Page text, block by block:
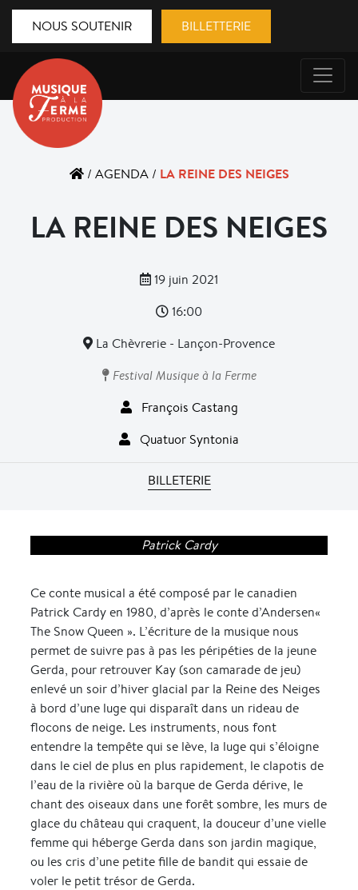
NOUS SOUTENIR BILLETTERIE
/ AGENDA/ LA REINE DES NEIGES
LA REINE DES NEIGES
19 juin 2021
16:00
La Chèvrerie - Lançon-Provence
Festival Musique à la Ferme
François Castang
Quatuor Syntonia
BILLETERIE
Patrick Cardy
Ce conte musical a été composé par le canadien
Patrick Cardy en 1980, d’après le conte d’Andersen«
The Snow Queen ». L’écriture de la musique nous
permet de suivre pas à pas les péripéties de la jeune
Gerda, pour retrouver Kay (son camarade de jeu)
enlevé un soir d’hiver glacial par la Reine des Neiges
à bord d’une luge qui disparaît dans un rideau de
flocons de neige. Les instruments, nous font
entendre la tempête qui se lève, la luge qui s’éloigne
dans le ciel de plus en plus rapidement, le clapotis de
l’eau de la rivière où la barque de Gerda dérive, le
chant des oiseaux dans une forêt sombre, les murs de
glace du château qui craquent, la douceur d’une vielle
femme qui héberge Gerda dans son jardin magique,
ou les cris d’une petite fille de bandit qui essaie de
voler le petit trésor de Gerda.